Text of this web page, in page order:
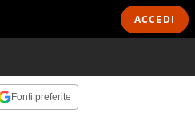
ACCEDI
Fonti preferite